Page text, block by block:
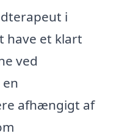
i
have et klart
ved
afhængigt af